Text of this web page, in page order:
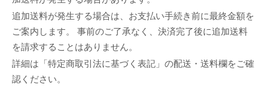
追加送料が発生する場合は、お支払い手続き前に最終金額を
ご案内します。 事前のご了承なく、決済完了後に追加送料
を請求することはありません。
詳細は「特定商取引法に基づく表記」の配送・送料欄をご確
認ください。